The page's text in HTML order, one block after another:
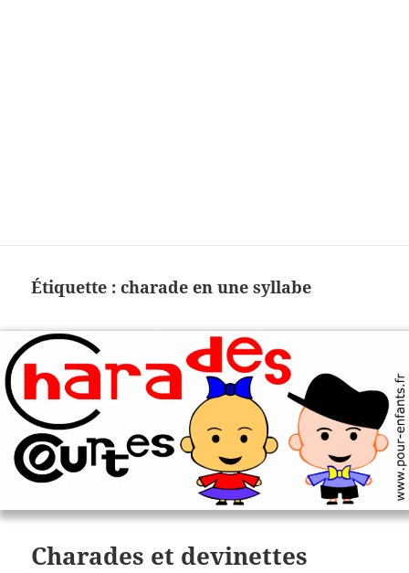
devinettes, pour enfants.
Étiquette :charade en une syllabe
Charades et devinettes